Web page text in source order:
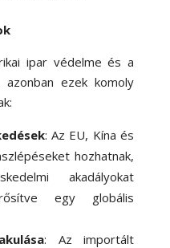
ipar védelme és a
ezek komoly
: Az EU, Kína és
hozhatnak,
akadályokat
egy globális
: Az importált